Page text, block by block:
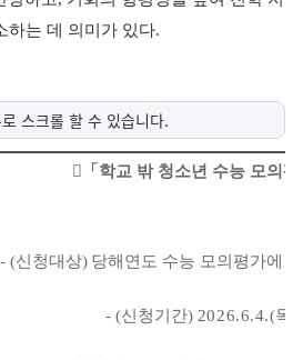
하는 데 의미가 있다.
 「 학교 밖 청소년 수능 모의
- (신청대상) 당해연도 수능 모의평가에
- (신청기간) 2026.6.4.(목